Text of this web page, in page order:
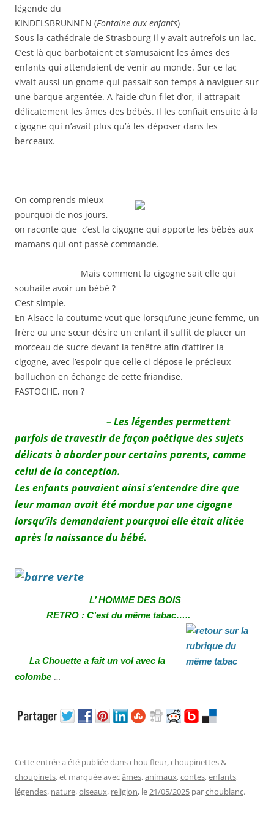
légende du
KINDELSBRUNNEN (Fontaine aux enfants)
Sous la cathédrale de Strasbourg il y avait autrefois un lac.
C’est là que barbotaient et s’amusaient les âmes des
enfants qui attendaient de venir au monde. Sur ce lac
vivait aussi un gnome qui passait son temps à naviguer sur
une barque argentée. A l’aide d’un filet d’or, il attrapait
délicatement les âmes des bébés. Il les confiait ensuite à la
cigogne qui n’avait plus qu’à les déposer dans les
berceaux.
On comprends mieux
pourquoi de nos jours,
on raconte que c’est la cigogne qui apporte les bébés aux
mamans qui ont passé commande.
Mais comment la cigogne sait elle qui
souhaite avoir un bébé ?
C’est simple.
En Alsace la coutume veut que lorsqu’une jeune femme, un
frère ou une sœur désire un enfant il suffit de placer un
morceau de sucre devant la fenêtre afin d’attirer la
cigogne, avec l’espoir que celle ci dépose le précieux
balluchon en échange de cette friandise.
FASTOCHE, non ?
– Les légendes permettent
parfois de travestir de façon poétique des sujets
délicats à aborder pour certains parents, comme
celui de la conception.
Les enfants pouvaient ainsi s’entendre dire que
leur maman avait été mordue par une cigogne
lorsqu’ils demandaient pourquoi elle était alitée
après la naissance du bébé.
L’ HOMME DES BOIS
RETRO : C’est du même tabac…..
La Chouette a fait un vol avec la
colombe …
Cette entrée a été publiée danschou fleur,choupinettes &
choupinets, et marquée avecâmes,animaux,contes,enfants,
légendes, nature,oiseaux, religion, le21/05/2025 parchoublanc.